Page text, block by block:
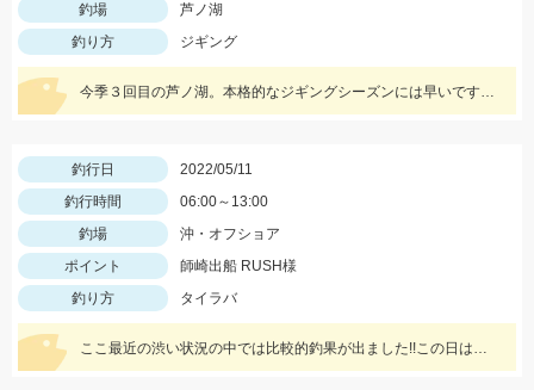
釣場
芦ノ湖
釣り方
ジギング
今季３回目の芦ノ湖。本格的なジギングシーズンには早いですが、サクラマス狙いで１人釣行。
釣行日
2022/05/11
釣行時間
06:00～13:00
釣場
沖・オフショア
ポイント
師崎出船 RUSH様
釣り方
タイラバ
ここ最近の渋い状況の中では比較的釣果が出ました!!この日は底ベタ狙いでローギヤリールでじっくり巻くのが吉でした。